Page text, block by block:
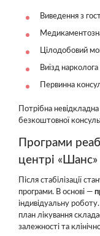
Виведення з
Цілодобовий
Виїзд
Первинна
Потрібна
безкоштовної
Програми
центрі «Шанс»
Після стабілізації
програми. В основі —
індивідуальну
план лікування
залежності та